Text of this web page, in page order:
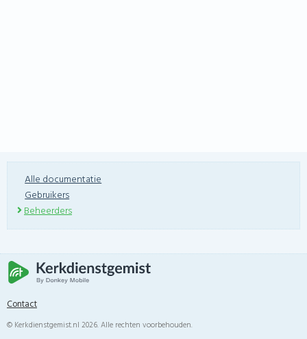
Alle documentatie
Gebruikers
Beheerders
Contact
© Kerkdienstgemist.nl 2026. Alle rechten voorbehouden.